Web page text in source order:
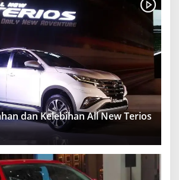
dan Kelebihan All New Terios